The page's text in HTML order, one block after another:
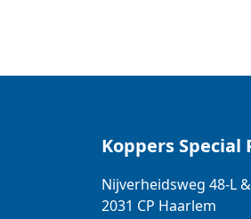
Koppers Special
Nijverheidsweg 48-L
2031 CP Haarlem